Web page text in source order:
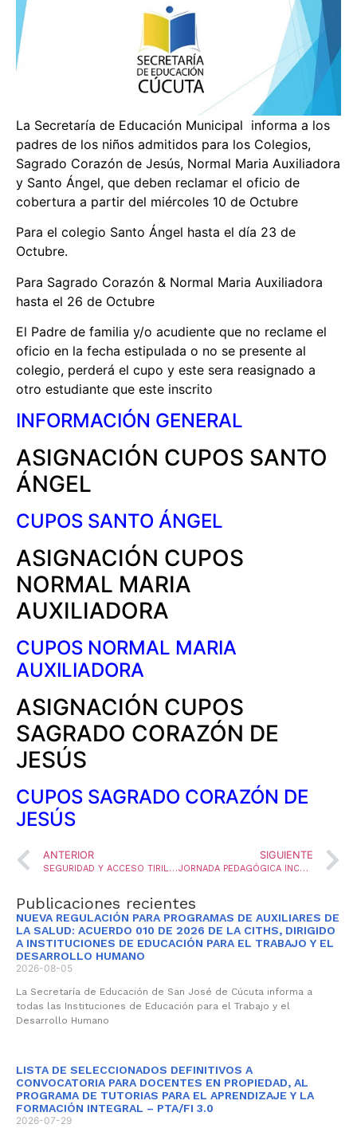
La Secretaría de Educación Municipal informa a los
padres de los niños admitidos para los Colegios,
Sagrado Corazón de Jesús, Normal Maria Auxiliadora
y Santo Ángel, que deben reclamar el oficio de
cobertura a partir del miércoles 10 de Octubre
Para el colegio Santo Ángel hasta el día 23 de
Octubre.
Para Sagrado Corazón & Normal Maria Auxiliadora
hasta el 26 de Octubre
El Padre de familia y/o acudiente que no reclame el
oficio en la fecha estipulada o no se presente al
colegio, perderá el cupo y este sera reasignado a
otro estudiante que este inscrito
INFORMACIÓN GENERAL
ASIGNACIÓN CUPOS SANTO
ÁNGEL
CUPOS SANTO ÁNGEL
ASIGNACIÓN CUPOS
NORMAL MARIA
AUXILIADORA
CUPOS NORMAL MARIA
AUXILIADORA
ASIGNACIÓN CUPOS
SAGRADO CORAZÓN DE
JESÚS
CUPOS SAGRADO CORAZÓN DE
JESÚS
ANTERIOR
SEGURIDAD Y ACCESO TIRILLAS DE PAGO
SIGUIENTE
JORNADA PEDAGÓGICA INCLUSIÓN EDUCATIVA
Publicaciones recientes
NUEVA REGULACIÓN PARA PROGRAMAS DE AUXILIARES DE
LA SALUD: ACUERDO 010 DE 2026 DE LA CITHS, DIRIGIDO
A INSTITUCIONES DE EDUCACIÓN PARA EL TRABAJO Y EL
DESARROLLO HUMANO
2026-08-05
La Secretaría de Educación de San José de Cúcuta informa a
todas las Instituciones de Educación para el Trabajo y el
Desarrollo Humano
LISTA DE SELECCIONADOS DEFINITIVOS A
CONVOCATORIA PARA DOCENTES EN PROPIEDAD, AL
PROGRAMA DE TUTORIAS PARA EL APRENDIZAJE Y LA
FORMACIÓN INTEGRAL – PTA/FI 3.0
2026-07-29